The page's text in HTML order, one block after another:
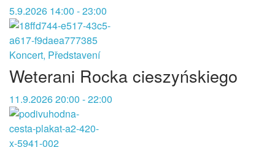
5.9.2026 14:00 - 23:00
Koncert, Představení
Weterani Rocka cieszyńskiego
11.9.2026 20:00 - 22:00